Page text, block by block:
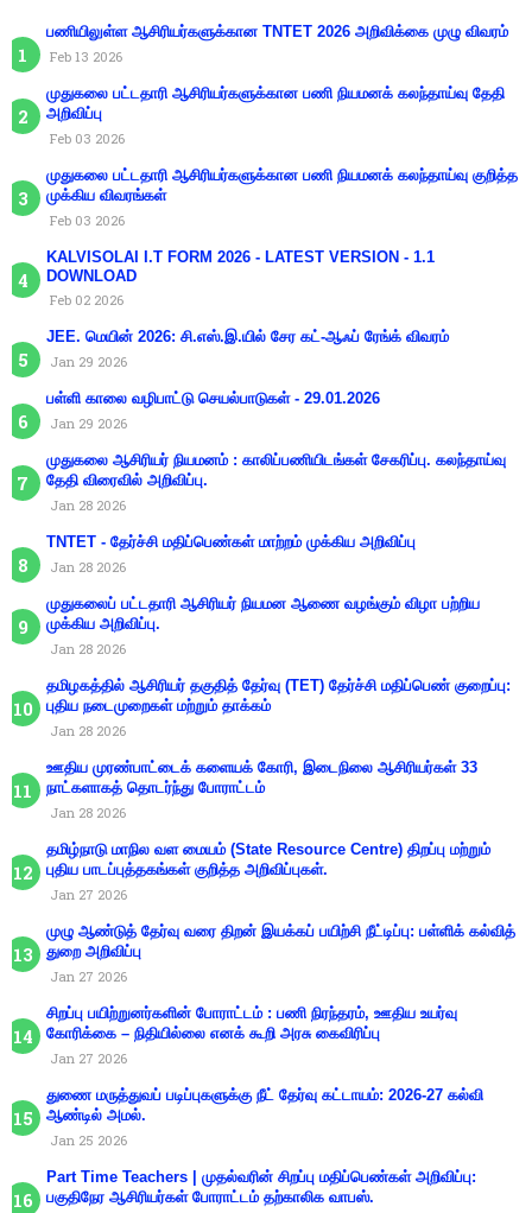
பணியிலுள்ள ஆசிரியர்களுக்கான TNTET 2026 அறிவிக்கை முழு விவரம்
Feb 13 2026
முதுகலை பட்டதாரி ஆசிரியர்களுக்கான பணி நியமனக் கலந்தாய்வு தேதி
அறிவிப்பு
Feb 03 2026
முதுகலை பட்டதாரி ஆசிரியர்களுக்கான பணி நியமனக் கலந்தாய்வு குறித்த
முக்கிய விவரங்கள்
Feb 03 2026
KALVISOLAI I.T FORM 2026 - LATEST VERSION - 1.1
DOWNLOAD
Feb 02 2026
JEE. மெயின் 2026: சி.எஸ்.இ.யில் சேர கட்-ஆஃப் ரேங்க் விவரம்
Jan 29 2026
பள்ளி காலை வழிபாட்டு செயல்பாடுகள் - 29.01.2026
Jan 29 2026
முதுகலை ஆசிரியர் நியமனம் : காலிப்பணியிடங்கள் சேகரிப்பு. கலந்தாய்வு
தேதி விரைவில் அறிவிப்பு.
Jan 28 2026
TNTET - தேர்ச்சி மதிப்பெண்கள் மாற்றம் முக்கிய அறிவிப்பு
Jan 28 2026
முதுகலைப் பட்டதாரி ஆசிரியர் நியமன ஆணை வழங்கும் விழா பற்றிய
முக்கிய அறிவிப்பு.
Jan 28 2026
தமிழகத்தில் ஆசிரியர் தகுதித் தேர்வு (TET) தேர்ச்சி மதிப்பெண் குறைப்பு:
புதிய நடைமுறைகள் மற்றும் தாக்கம்
Jan 28 2026
ஊதிய முரண்பாட்டைக் களையக் கோரி, இடைநிலை ஆசிரியர்கள் 33
நாட்களாகத் தொடர்ந்து போராட்டம்
Jan 28 2026
தமிழ்நாடு மாநில வள மையம் (State Resource Centre) திறப்பு மற்றும்
புதிய பாடப்புத்தகங்கள் குறித்த அறிவிப்புகள்.
Jan 27 2026
முழு ஆண்டுத் தேர்வு வரை திறன் இயக்கப் பயிற்சி நீட்டிப்பு: பள்ளிக் கல்வித்
துறை அறிவிப்பு
Jan 27 2026
சிறப்பு பயிற்றுனர்களின் போராட்டம் : பணி நிரந்தரம், ஊதிய உயர்வு
கோரிக்கை – நிதியில்லை எனக் கூறி அரசு கைவிரிப்பு
Jan 27 2026
துணை மருத்துவப் படிப்புகளுக்கு நீட் தேர்வு கட்டாயம்: 2026-27 கல்வி
ஆண்டில் அமல்.
Jan 25 2026
Part Time Teachers | முதல்வரின் சிறப்பு மதிப்பெண்கள் அறிவிப்பு:
பகுதிநேர ஆசிரியர்கள் போராட்டம் தற்காலிக வாபஸ்.